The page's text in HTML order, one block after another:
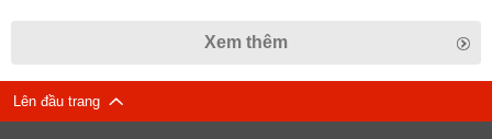
Xem thêm
Lên đầu trang